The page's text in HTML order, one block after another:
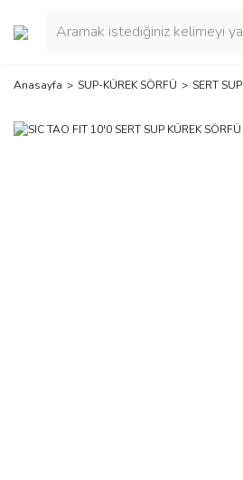
Anasayfa SUP-KÜREK SÖRFÜ SERT SUP